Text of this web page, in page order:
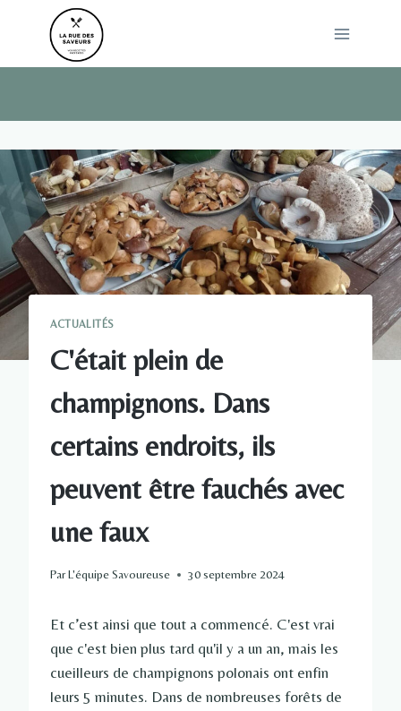
ACTUALITÉS
C'était plein de
champignons. Dans
certains endroits, ils
peuvent être fauchés avec
une faux
ParL'équipe Savoureuse 30 septembre 2024
Et c’est ainsi que tout a commencé. C'est vrai
que c'est bien plus tard qu'il y a un an, mais les
cueilleurs de champignons polonais ont enfin
leurs 5 minutes. Dans de nombreuses forêts de